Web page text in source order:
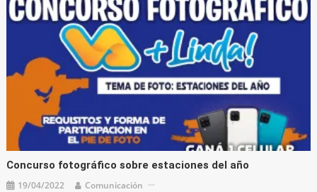
Concurso fotográfico sobre estaciones del año
19/04/2022 Comunicación